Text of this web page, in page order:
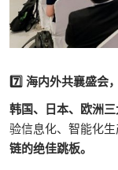
7️⃣ 海内外共襄盛会
韩国、日本、欧洲
验信息化、智能化生
链的绝佳跳板。